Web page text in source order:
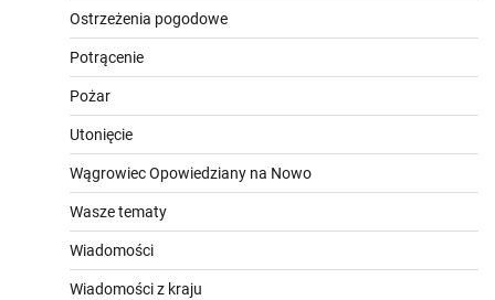
Ostrzeżenia pogodowe
Potrącenie
Pożar
Utonięcie
Wągrowiec Opowiedziany na Nowo
Wasze tematy
Wiadomości
Wiadomości z kraju